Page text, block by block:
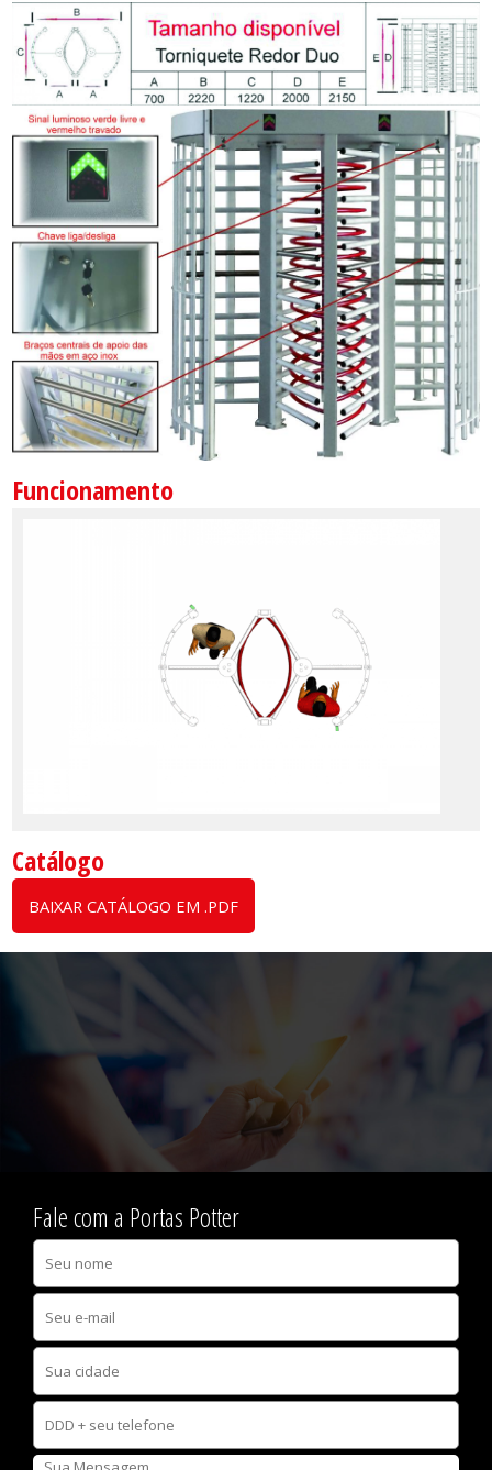
Funcionamento
Catálogo
BAIXAR CATÁLOGO EM .PDF
Fale com a Portas Potter